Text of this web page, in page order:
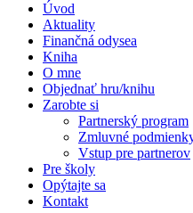
Úvod
Aktuality
Finančná odysea
Kniha
O mne
Objednať hru/knihu
Zarobte si
Partnerský program
Zmluvné
Vstup pre partnerov
Pre školy
Opýtajte sa
Kontakt